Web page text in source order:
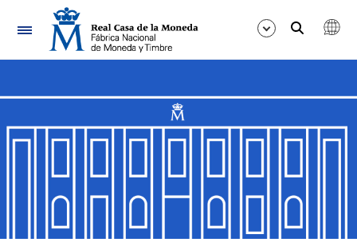
Navegación
Mostrar/Ocultar
Mostrar/Ocultar
Mostrar/Ocultar